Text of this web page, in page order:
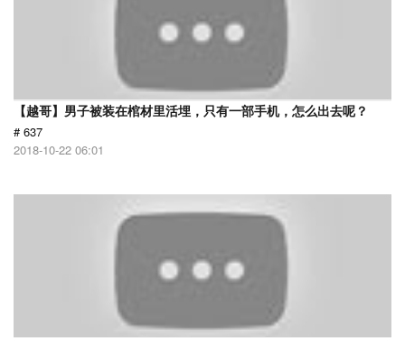
【越哥】男子被装在棺材里活埋，只有一部手机，怎么出去呢？
# 637
2018-10-22 06:01